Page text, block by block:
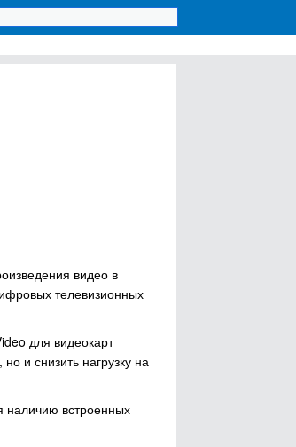
видео в
телевизионных
для видеокарт
и снизить нагрузку на
наличию встроенных